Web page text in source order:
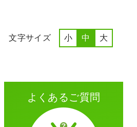
文字サイズ 小 中 大
よくあるご質問